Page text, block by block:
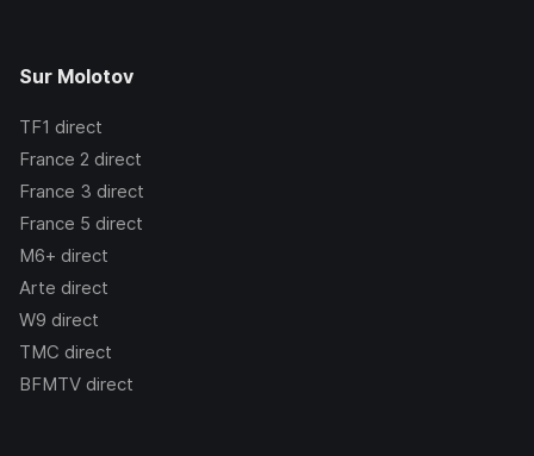
Sur Molotov
TF1 direct
France 2 direct
France 3 direct
France 5 direct
M6+ direct
Arte direct
W9 direct
TMC direct
BFMTV direct